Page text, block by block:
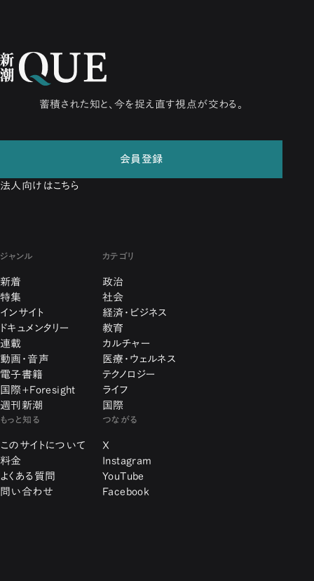
蓄積された知と、今を捉え直す視点が交わる。
会員登録
法人向けはこちら
ジャンル
新着
特集
インサイト
ドキュメンタリー
連載
動画・音声
電子書籍
国際+Foresight
週刊新潮
カテゴリ
政治
社会
経済・ビジネス
教育
カルチャー
医療・ウェルネス
テクノロジー
ライフ
国際
もっと知る
このサイトについて
料金
よくある質問
問い合わせ
つながる
X
Instagram
YouTube
Facebook